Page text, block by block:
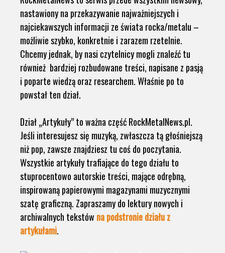
nastawiony na przekazywanie najważniejszych i
najciekawszych informacji ze świata rocka/metalu –
możliwie szybko, konkretnie i zarazem rzetelnie.
Chcemy jednak, by nasi czytelnicy mogli znaleźć tu
również bardziej rozbudowane treści, napisane z pasją
i poparte wiedzą oraz researchem. Właśnie po to
powstał ten dział.
Dział „Artykuły” to ważna część RockMetalNews.pl.
Jeśli interesujesz się muzyką, zwłaszcza tą głośniejszą
niż pop, zawsze znajdziesz tu coś do poczytania.
Wszystkie artykuły trafiające do tego działu to
stuprocentowo autorskie treści, mające odrębną,
inspirowaną papierowymi magazynami muzycznymi
szatę graficzną. Zapraszamy do lektury nowych i
archiwalnych tekstów na podstronie działu z
artykułami.